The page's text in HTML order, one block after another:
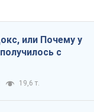
или Почему у
с
19,6 т.